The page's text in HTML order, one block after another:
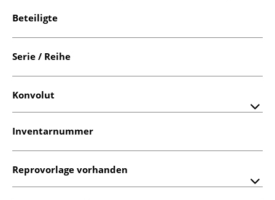
Beteiligte
Serie / Reihe
Konvolut
Inventarnummer
Reprovorlage vorhanden